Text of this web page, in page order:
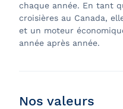
chaque année. En tant
croisières au Canada,
et un moteur
année après année.
Nos valeurs